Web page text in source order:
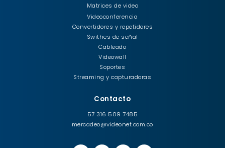
Matrices de video
Videoconferencia
Convertidores y repetidores
Swithes de señal
Cableado
Videowall
Soportes
Streaming y capturadoras
Contacto
57 316 509 7485
mercadeo@videonet.com.co